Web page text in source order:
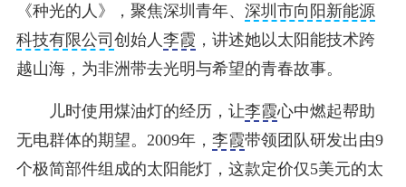
《种光的人》，聚焦深圳青年、 深圳市向阳新能源
科技有限公司 创始人 李霞 ，讲述她以太阳能技术跨
越山海，为非洲带去光明与希望的青春故事。
儿时使用煤油灯的经历，让李霞心中燃起帮助
无电群体的期望。2009年， 李霞带领团队研发出由9
个极简部件组成的太阳能灯，这款定价仅5美元的太